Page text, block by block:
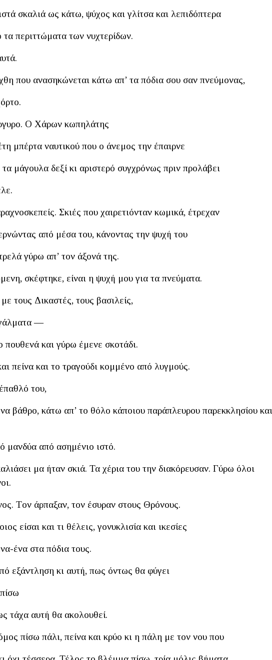
σκαλιά ως κάτω, ψύχος και γλίτσα και λεπιδόπτερα
περιττώματα των νυχτερίδων.
που ανασηκώνεται κάτω απ’ τα πόδια σου σαν πνεύμονας,
Ο Χάρων κωπηλάτης
μπέρτα ναυτικού που ο άνεμος την έπαιρνε
μάγουλα δεξί κι αριστερό συγχρόνως πριν προλάβει
Σκιές που χαιρετιόνταν κωμικά, έτρεχαν
από μέσα του, κάνοντας την ψυχή του
γύρω απ’ τον άξονά της.
σκέφτηκε, είναι η ψυχή μου για τα πνεύματα.
τους Δικαστές, τους βασιλείς,
―
πουθενά και γύρω έμενε σκοτάδι.
πείνα και το τραγούδι κομμένο από λυγμούς.
του,
βάθρο, κάτω απ’ το θόλο κάποιου παράπλευρου παρεκκλησίου και
μανδύα από ασημένιο ιστό.
μα ήταν σκιά. Τα χέρια του την διακόρευσαν. Γύρω όλοι
Tον άρπαξαν, τον έσυραν στους Θρόνους.
είσαι και τι θέλεις, γονυκλισία και ικεσίες
ένα στα πόδια τους.
εξάντληση κι αυτή, πως όντως θα φύγει
τάχα αυτή θα ακολουθεί.
πίσω πάλι, πείνα και κρύο κι η πάλη με τον νου που